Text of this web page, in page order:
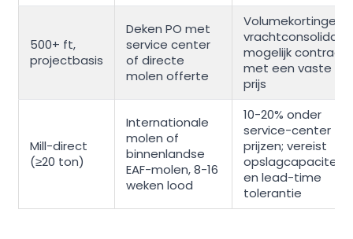
500+ ft,
projectbasis
Deken PO met
service center
of directe
molen offerte
Volumekortingen;
mogelijk contract
met een vaste
prijs
Mill-direct
(≥20 ton)
Internationale
molen of
binnenlandse
EAF-molen, 8-16
weken lood
10-20% onder
service-center
prijzen; vereist
opslagcapaciteit
en lead-time
tolerantie